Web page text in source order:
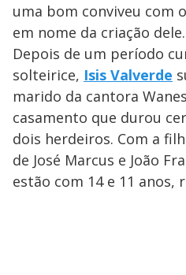
uma bom conviveu com
em nome da criação dele.
Depois de um período
solteirice, Isis Valverde
marido da cantora
casamento que durou
dois herdeiros. Com a
de José Marcus e João
estão com 14 e 11 anos,